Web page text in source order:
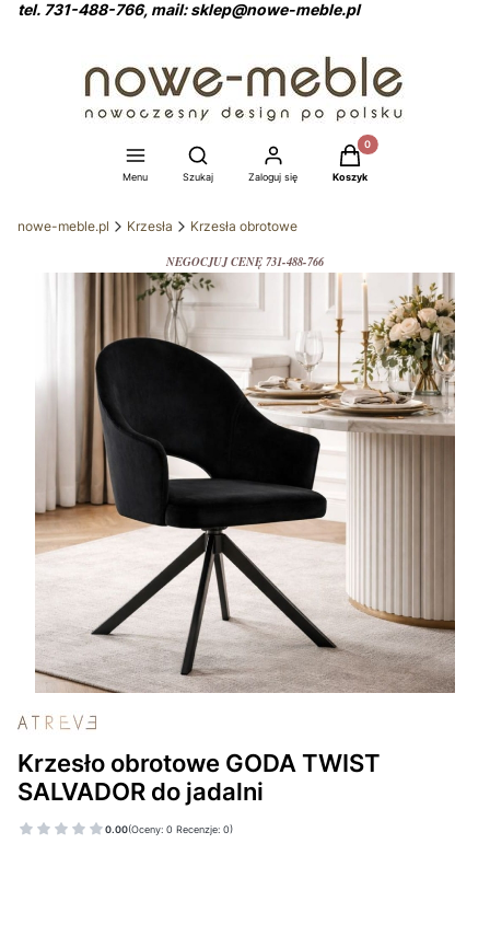
tel. 731-488-766, mail: sklep@nowe-meble.pl
Menu
Otwórz wyszukiwarkę
Szukaj Zaloguj się
Produkty w koszyku:
Koszyk
nowe-meble.pl Krzesła Krzesła obrotowe
NEGOCJUJ CENĘ 731-488-766
Krzesło obrotowe GODA TWIST
SALVADOR do jadalni
0.00(Oceny: 0 Recenzje: 0)